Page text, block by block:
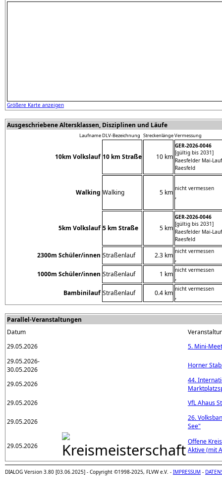
Größere Karte anzeigen
Ausgeschriebene Altersklassen, Disziplinen und Läufe
LaufnameDLV-Bezeichnung StreckenlängeVermessung
10km Volkslauf 10 km Straße 10 km
GER-2026-0046
[gültig bis 2031]
Raesfelder Mai-Lauf
Raesfeld
Walking Walking 5 km nicht vermessen
,
5km Volkslauf 5 km Straße 5 km
GER-2026-0046
[gültig bis 2031]
Raesfelder Mai-Lauf
Raesfeld
2300m Schüler/innen Straßenlauf 2.3 km nicht vermessen
,
1000m Schüler/innen Straßenlauf 1 km nicht vermessen
,
Bambinilauf Straßenlauf 0.4 km nicht vermessen
,
Parallel-Veranstaltungen
Datum
29.05.2026
5. Mini-
29.05.2026-
30.05.2026
Horner
29.05.2026
44.
29.05.2026
VfL Ahaus
29.05.2026
26.
See"
29.05.2026
Offene
Aktive (mit
DIALOG Version 3.80 [03.06.2025] - Copyright ©1998-2025, FLVW e.V. - IMPRESSUM -